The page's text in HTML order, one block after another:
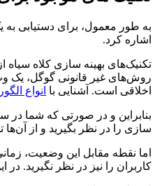
به طور معمول، برای دستیابی
اشاره کرد.
تکنیک‌های بهینه سازی کلاه سیاه
روش‌های غیر قانونی گوگل، یک وب
اخلاقی است. آشنایی با انواع
بنابراین و در صورتی که شما در
سازی را در نظر بگیرید و از
اما نقطه مقابل این وضعیت،
کاربران را نیز در نظر